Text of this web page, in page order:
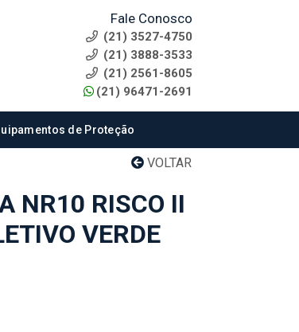
Fale Conosco
(21) 3527-4750
(21) 3888-3533
(21) 2561-8605
(21) 96471-2691
de Proteção
VOLTAR
NR10 RISCO II
VERDE